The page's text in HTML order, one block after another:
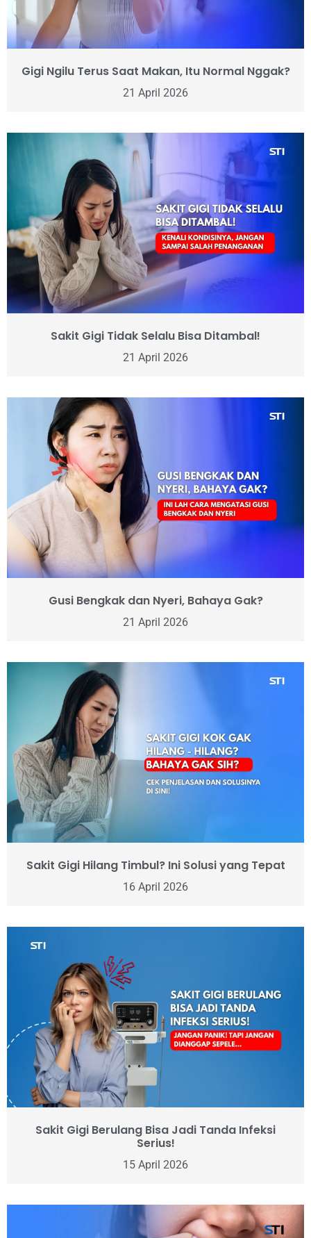
Gigi Ngilu Terus Saat Makan, Itu Normal Nggak?
21 April 2026
Sakit Gigi Tidak Selalu Bisa Ditambal!
21 April 2026
Gusi Bengkak dan Nyeri, Bahaya Gak?
21 April 2026
Sakit Gigi Hilang Timbul? Ini Solusi yang Tepat
16 April 2026
Sakit Gigi Berulang Bisa Jadi Tanda Infeksi
Serius!
15 April 2026